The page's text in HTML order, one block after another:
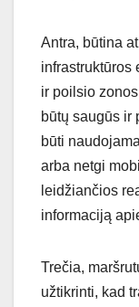
Antra, būtina
infrastruktūros
ir poilsio
būtų saugūs ir
būti
arba netgi
leidžiančios
informaciją
Trečia,
užtikrinti, kad